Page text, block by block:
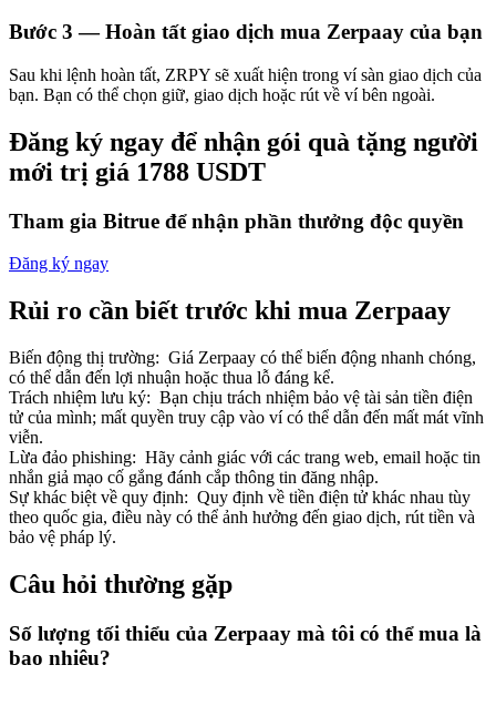
Bitrue
AI
Đối tác Bitrue
Đối tác Bitrue
Lên đến 65% hoa hồng!
Bước 3 —Hoàn tất giao dịch mua Zerpaay của bạn
Sau khi lệnh hoàn tất, ZRPY sẽ xuất hiện trong ví sàn giao dịch của
bạn. Bạn có thể chọn giữ, giao dịch hoặc rút về ví bên ngoài.
Đăng ký ngay để nhận gói quà tặng người
mới trị giá 1788 USDT
Tham gia Bitrue để nhận phần thưởng độc quyền
Đăng ký ngay
Rủi ro cần biết trước khi mua Zerpaay
Biến động thị trường: Giá Zerpaay có thể biến động nhanh chóng,
có thể dẫn đến lợi nhuận hoặc thua lỗ đáng kể.
Trách nhiệm lưu ký: Bạn chịu trách nhiệm bảo vệ tài sản tiền điện
tử của mình; mất quyền truy cập vào ví có thể dẫn đến mất mát vĩnh
viễn.
Lừa đảo phishing: Hãy cảnh giác với các trang web, email hoặc tin
nhắn giả mạo cố gắng đánh cắp thông tin đăng nhập.
Sự khác biệt về quy định: Quy định về tiền điện tử khác nhau tùy
theo quốc gia, điều này có thể ảnh hưởng đến giao dịch, rút tiền và
bảo vệ pháp lý.
Câu hỏi thường gặp
Số lượng tối thiểu của Zerpaay mà tôi có thể mua là
bao nhiêu?